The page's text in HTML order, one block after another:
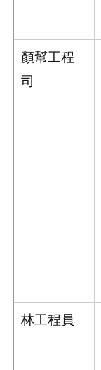
顏幫工程
司
林工程員